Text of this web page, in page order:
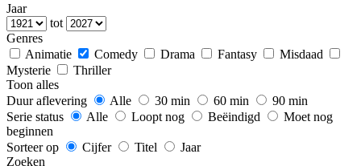
Jaar
tot
Genres
Animatie
Comedy Drama Fantasy
Misdaad
Mysterie
Thriller
Toon alles
Duur aflevering
Alle 30 min 60 min
90 min
Serie status
Alle Loopt nog Beëindigd
Moet nog
beginnen
Sorteer op
Cijfer Titel
Jaar
Zoeken